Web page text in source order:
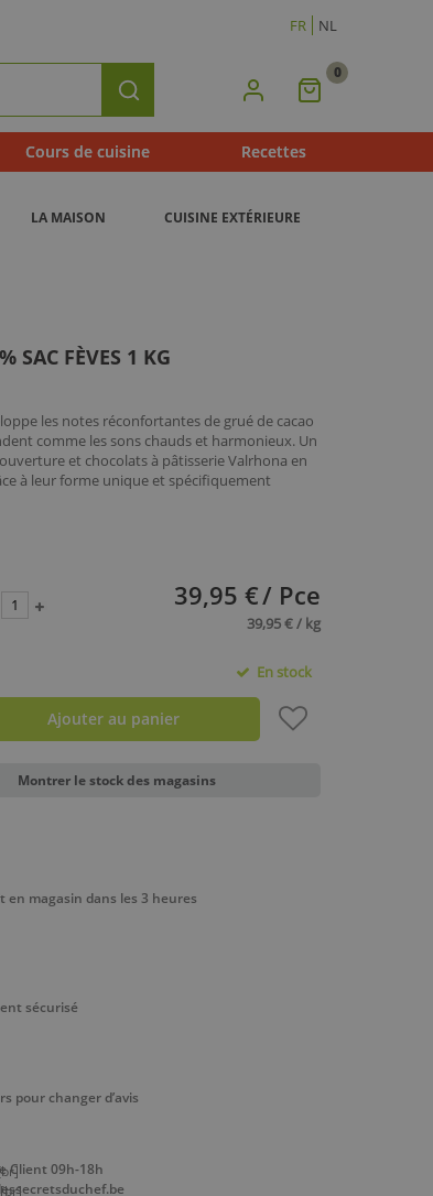
FR NL
Rechercher Mon
0
Cours de cuisine Recettes
LA MAISON CUISINE EXTÉRIEURE
SAC FÈVES 1 KG
les notes réconfortantes de grué de cacao
comme les sons chauds et harmonieux. Un
et chocolats à pâtisserie Valrhona en
à leur forme unique et spécifiquement
39,95 €/ Pce
39,95 € / kg
En stock
Ajouter au panier
Montrer le stock des magasins
en magasin dans les 3 heures
sécurisé
pour changer d’avis
Client 09h-18h